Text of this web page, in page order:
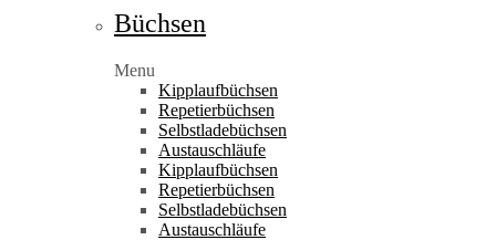
Büchsen
Menu
Kipplaufbüchsen
Repetierbüchsen
Selbstladebüchsen
Austauschläufe
Kipplaufbüchsen
Repetierbüchsen
Selbstladebüchsen
Austauschläufe